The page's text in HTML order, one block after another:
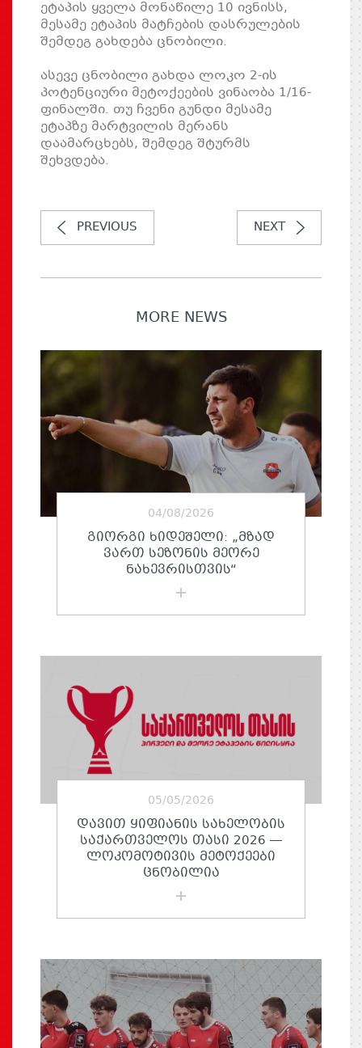
ეტაპის ყველა მონაწილე 10 ივნისს,
მესამე ეტაპის მატჩების დასრულების
შემდეგ გახდება ცნობილი.
ასევე ცნობილი გახდა ლოკო 2-ის
პოტენციური მეტოქეების ვინაობა 1/16-
ფინალში. თუ ჩვენი გუნდი მესამე
ეტაპზე მარტვილის მერანს
დაამარცხებს, შემდეგ შტურმს
შეხვდება.
PREVIOUS NEXT
MORE NEWS
04/08/2026
ᲒᲘᲝᲠᲒᲘ ᲮᲘᲓᲔᲨᲔᲚᲘ: „ᲛᲖᲐᲓ
ᲕᲐᲠᲗ ᲡᲔᲖᲝᲜᲘᲡ ᲛᲔᲝᲠᲔ
ᲜᲐᲮᲔᲕᲠᲘᲡᲗᲕᲘᲡ“
05/05/2026
ᲓᲐᲕᲘᲗ ᲧᲘᲤᲘᲐᲜᲘᲡ ᲡᲐᲮᲔᲚᲝᲑᲘᲡ
ᲡᲐᲥᲐᲠᲗᲕᲔᲚᲝᲡ ᲗᲐᲡᲘ 2026 —
ᲚᲝᲙᲝᲛᲝᲢᲘᲕᲘᲡ ᲛᲔᲢᲝᲥᲔᲔᲑᲘ
ᲪᲜᲝᲑᲘᲚᲘᲐ